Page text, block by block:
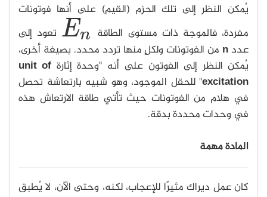
يُمكن النظر إلى تلك الحزم (القيم) على أنها فوتونات
مفردة، فالموجة ذات مستوى الطاقة
En
En
تعود إلى
عدد n من الفوتونات ولكلٍ منها تردد محدد. بصيغة أخرى،
يُمكن النظر إلى الفوتون على أنه "وحدة إثارة unit of
excitation" للحقل الموجود، وهو شبيه بارتعاشة تحصل
في هلام من الفوتونات حيث تأتي طاقة الارتعاش هذه
في وحدات محددة بدقة.
المادة مهمة
كان عمل ديراك مثيرًا للإعجاب، لكنه، وحتى الآن، لا يُطبق